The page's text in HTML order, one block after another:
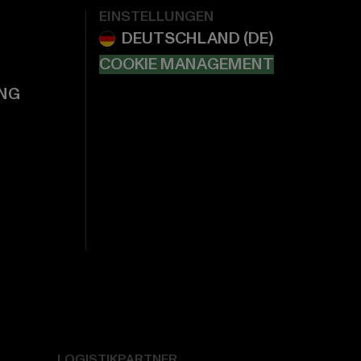
EINSTELLUNGEN
COOKIE MANAGEMENT